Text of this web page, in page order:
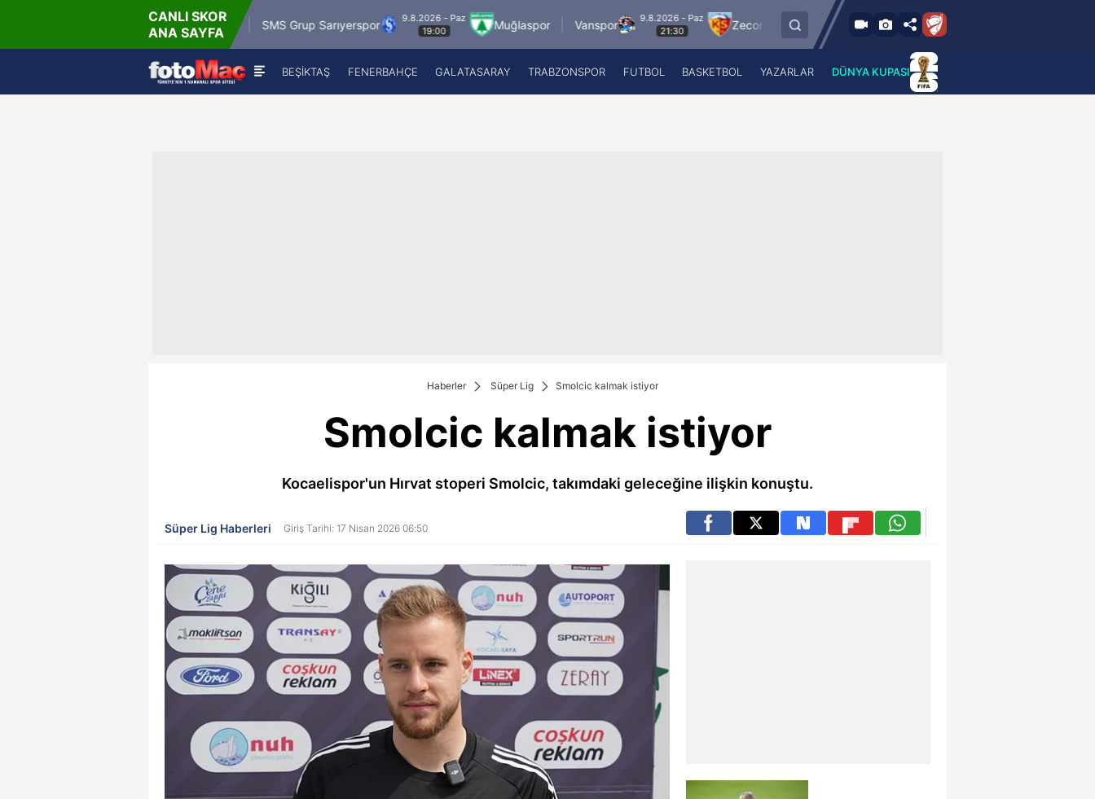
CANLI SKOR
ANA SAYFA
Misirli.com.tr Karagümrük SMS Grup Sarıyerspor
9.8.2026 - Paz
19:00
Muğlaspor Vanspor
9.8.2026 - Paz
21:30
Zecorner Kayserispor Sipay Bodrum FK
9.8.2026 - Paz
A Haber Radyo
BEŞİKTAŞ FENERBAHÇE GALATASARAY TRABZONSPOR FUTBOL BASKETBOL YAZARLAR DÜNYA KUPASI
Haberler Süper Lig Smolcic kalmak istiyor
Smolcic kalmak istiyor
Kocaelispor'un Hırvat stoperi Smolcic, takımdaki geleceğine ilişkin konuştu.
Süper Lig Haberleri Giriş Tarihi: 17 Nisan 2026 06:50